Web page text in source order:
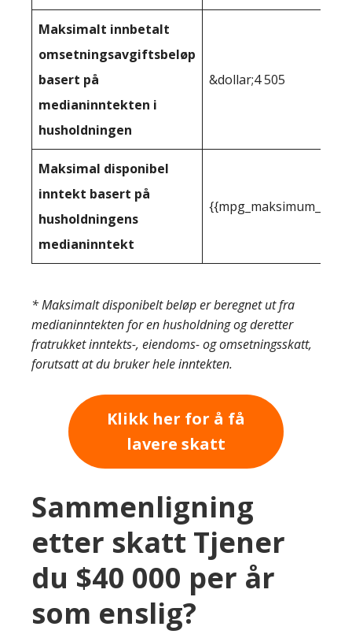
Maksimalt innbetalt
omsetningsavgiftsbeløp
basert på
medianinntekten i
husholdningen
&dollar;4 505
Maksimal disponibel
inntekt basert på
husholdningens
medianinntekt
* Maksimalt disponibelt beløp er beregnet ut fra
medianinntekten for en husholdning og deretter
fratrukket inntekts-, eiendoms- og omsetningsskatt,
forutsatt at du bruker hele inntekten.
Klikk her for å få
lavere skatt
Sammenligning
etter skatt Tjener
du $40 000 per år
som enslig?